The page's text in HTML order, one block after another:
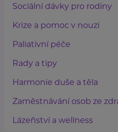
Sociální dávky pro rodiny
Krize a pomoc v nouzi
Paliativní péče
Rady a tipy
Harmonie duše a těla
Zaměstnávání osob ze
Lázeňství a wellness